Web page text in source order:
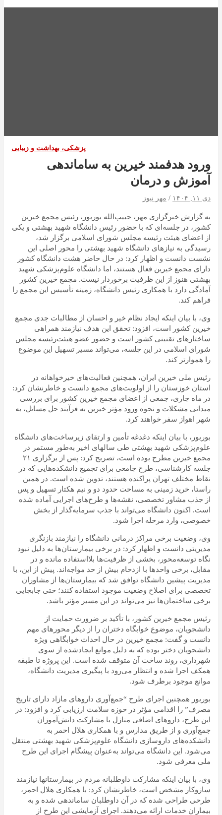
پزشکی، بهداشت و زیبایی
ورود هدفمند خیرین به ساماندهی
آموزش و درمان
دی ۱۱, ۱۴۰۴ مهر نیوز
به گزارش خبرگزاری مهر، حبیب‌الله بوربور، رئیس مجمع خیرین
کشور، در جلسه‌ای که با حضور رئیس دانشگاه شهید بهشتی و یکی
از اعضای هیئت رئیسه مجلس شورای اسلامی برگزار شد،
رسیدگی به نیازهای دانشگاه شهید بهشتی را محور اصلی این
نشست دانست و اظهار کرد: در حال حاضر هشت دانشگاه کشور
دارای مجمع خیرین فعال هستند، اما دانشگاه علوم‌پزشکی شهید
بهشتی هنوز از این ظرفیت برخوردار نیست. مجمع خیرین کشور
آمادگی دارد با همکاری رئیس دانشگاه، زمینه تأسیس این مجمع را
فراهم کند.
وی، با بیان اینکه ایجاد نظام خیر و احسان از مطالبات جدی مجمع
خیرین کشور است، افزود: تحقق این هدف نیازمند همراهی
ساختارهای تقنینی کشور است و حضور عضو هیئت‌رئیسه مجلس
شورای اسلامی در این جلسه، می‌تواند مسیر تسهیل این موضوع
را هموارتر کند.
رئیس ملی خیرین ایران، همچنین فعالیت‌های خیرخواهانه در
استان خوزستان را از اولویت‌های مجمع دانست و خاطرنشان کرد:
در ماه جاری، جمعی از اعضای مجمع خیرین کشور برای بررسی
میدانی مشکلات و نحوه ورود مؤثر خیرین به فرآیند حل مسائل، به
شهر اهواز سفر خواهند کرد.
بوربور، با بیان اینکه دغدغه تأمین و ارتقای زیرساخت‌های دانشگاه
علوم‌پزشکی شهید بهشتی طی سالهای اخیر به‌طور مستمر در
مجمع خیرین مطرح بوده است، تصریح کرد: پس از برگزاری ۲۱
جلسه کارشناسی، طرح جامعی برای تجمیع دانشکده‌هایی که در
نقاط مختلف تهران پراکنده هستند، تدوین شده است. در همین
راستا، خرید زمینی به مساحت حدود دو و نیم هکتار تسهیل و پس
از جذب مشاور تخصصی، نقشه‌ها و طرح‌های اجرایی آماده شده
است. اکنون دانشگاه می‌تواند با جذب سرمایه‌گذار از بخش
خصوصی، وارد مرحله اجرا شود.
وی، وضعیت برخی مراکز درمانی دانشگاه را نیازمند بازنگری
مدیریتی دانست و اظهار کرد: در برخی بیمارستان‌ها به دلیل نبود
نگاه توسعه‌محور، بخشی از ظرفیت‌ها بلااستفاده مانده و در
مقابل، برخی واحدها با ازدحام بیش از حد مواجه‌اند. پیش از این، با
مدیریت پیشین دانشگاه توافق شد که بیمارستان‌ها از مشاوران
تخصصی برای اصلاح وضعیت موجود استفاده کنند؛ حتی جابجایی
برخی ساختمان‌ها نیز می‌تواند در این مسیر مؤثر باشد.
رئیس مجمع خیرین کشور، با تأکید بر ضرورت حمایت از
دانشجویان، موضوع خوابگاه دختران را از دیگر محورهای مهم
دانست و گفت: مجمع خیرین در حال احداث خوابگاهی ویژه
دانشجویان دختر بوده که به دلیل موانع ایجادشده از سوی
شهرداری، روند ساخت آن متوقف شده است. این پروژه تا طبقه
همکف اجرا شده و انتظار می‌رود با پیگیری مدیریت دانشگاه،
موانع موجود برطرف شود.
بوربور همچنین اجرای طرح “جمع‌آوری داروهای مازاد دارای تاریخ
مصرف” را اقدامی مؤثر در حوزه سلامت ارزیابی کرد و افزود: در
این طرح، داروهای اضافی منازل با مشارکت دانش‌آموزان
جمع‌آوری و از طریق مدارس و با همکاری هلال احمر به
دانشکده‌های داروسازی دانشگاه علوم‌پزشکی شهید بهشتی منتقل
می‌شود. این دانشگاه می‌تواند به‌عنوان پیشگام اجرای این طرح
ملی معرفی شود.
وی، با بیان اینکه مشارکت داوطلبانه مردم در بیمارستانها نیازمند
سازوکار مشخص است، خاطرنشان کرد: با همکاری هلال احمر،
طرحی طراحی شده که در آن داوطلبان ساماندهی شده و به
بیماران خدمات ارائه می‌دهند. اجرای آزمایشی این طرح از